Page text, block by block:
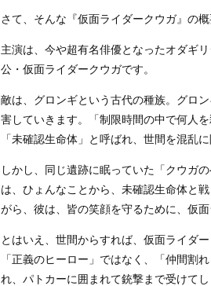
さて、そんな『仮面ライダークウガ』の概
主演は、今や超有名俳優となったオダギ
公・仮面ライダークウガです。
敵は、グロンギという古代の種族。グロ
害していきます。「制限時間の中で何人
「未確認生命体」と呼ばれ、世間を混乱に
しかし、同じ遺跡に眠っていた「クウガ
は、ひょんなことから、未確認生命体と
がら、彼は、皆の笑顔を守るために、仮
とはいえ、世間からすれば、仮面ライダ
「正義のヒーロー」ではなく、「仲間割
れ、パトカーに囲まれて銃撃まで受けて